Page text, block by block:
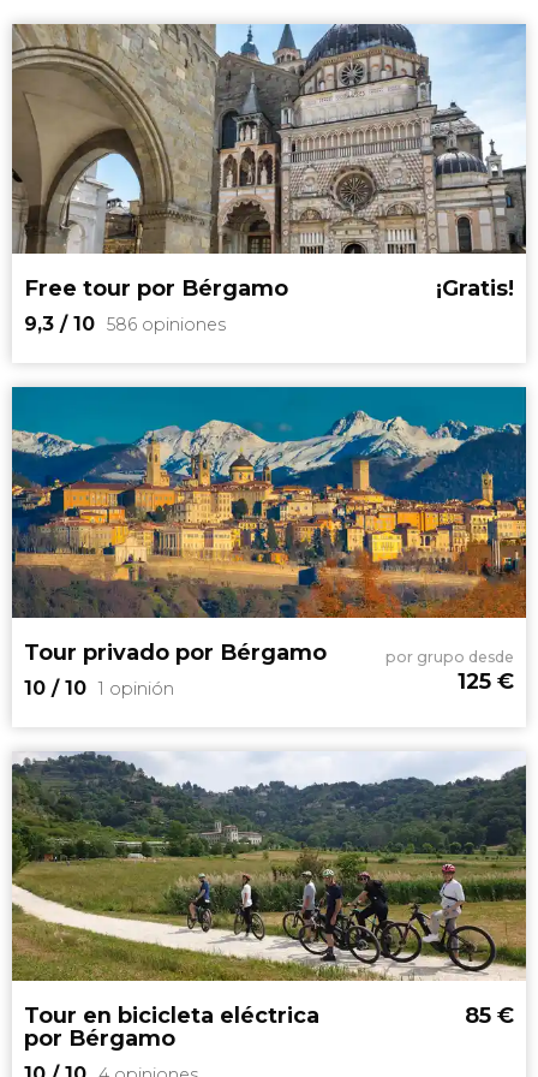
Free tour por Bérgamo
9,3 / 10 586 opiniones
¡Gratis!
9,3


586 opiniones
free tour por Bérgamo
Patrimonio
de la Humanidad
Tour privado por Bérgamo
10 / 10 1 opinión
por grupo desde
125 €
10


1 opinión
tour privado por Bérgamo
guía en
español
Tour en bicicleta eléctrica
por Bérgamo
85 €